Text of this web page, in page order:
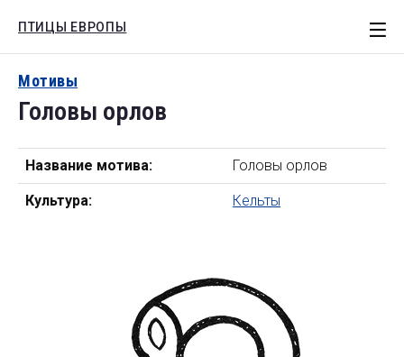
ПТИЦЫ ЕВРОПЫ
Мотивы
Головы орлов
Название мотива: Головы орлов
Культура: Кельты